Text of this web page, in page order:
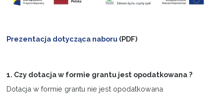
Projekty
Prezentacja dotycząca naboru (PDF)
1. Czy dotacja w formie grantu jest opodatkowana ?
Dotacja w formie grantu nie jest opodatkowana